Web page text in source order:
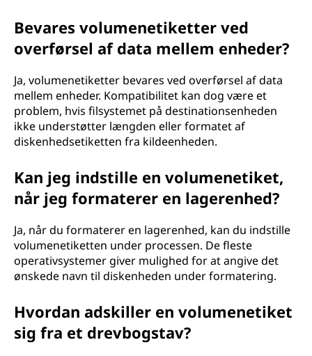
Bevares volumenetiketter ved
overførsel af data mellem enheder?
Ja, volumenetiketter bevares ved overførsel af data
mellem enheder. Kompatibilitet kan dog være et
problem, hvis filsystemet på destinationsenheden
ikke understøtter længden eller formatet af
diskenhedsetiketten fra kildeenheden.
Kan jeg indstille en volumenetiket,
når jeg formaterer en lagerenhed?
Ja, når du formaterer en lagerenhed, kan du indstille
volumenetiketten under processen. De fleste
operativsystemer giver mulighed for at angive det
ønskede navn til diskenheden under formatering.
Hvordan adskiller en volumenetiket
sig fra et drevbogstav?